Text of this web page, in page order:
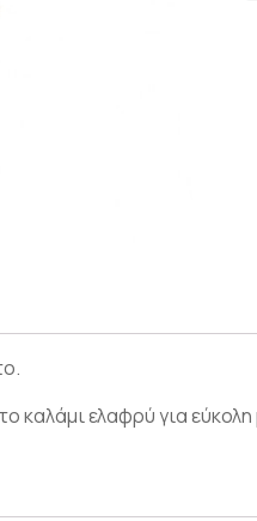
καλάμι ελαφρύ για